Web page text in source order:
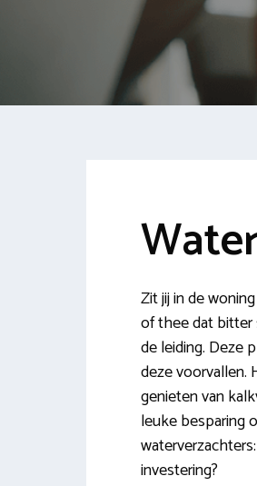
Zit jij in de
of thee dat bitter
de leiding. Deze
deze voorvallen.
genieten van
leuke besparing
investering?